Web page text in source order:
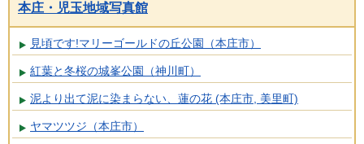
本庄・児玉地域写真館
見頃です!マリーゴールドの丘公園（本庄市）
紅葉と冬桜の城峯公園（神川町）
泥より出て泥に染まらない、蓮の花 (本庄市, 美里町)
ヤマツツジ（本庄市）